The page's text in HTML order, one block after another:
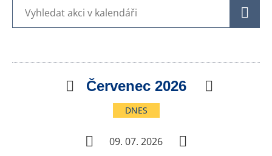
Předchozí
Červenec 2026
DNES
Předchozí
09. 07. 2026